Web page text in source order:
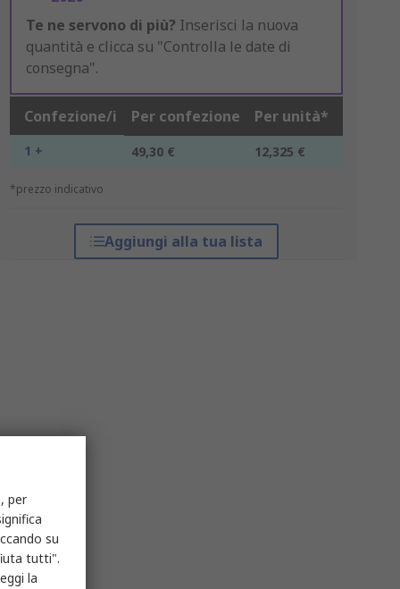
Te ne servono di più? Inserisci la nuova
quantità e clicca su "Controlla le date di
consegna".
Confezione/i Per confezione Per unità*
1 + 49,30 € 12,325 €
*prezzo indicativo
Aggiungi alla tua lista
per
su
tutti".
la